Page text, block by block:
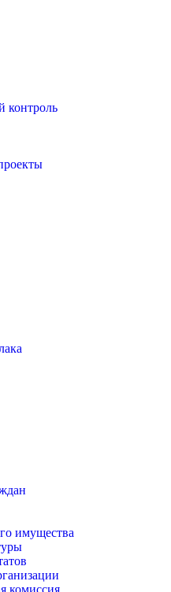
контроль
имущества
комиссия